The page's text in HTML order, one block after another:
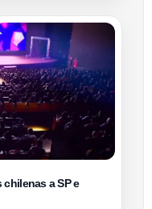
a SP e